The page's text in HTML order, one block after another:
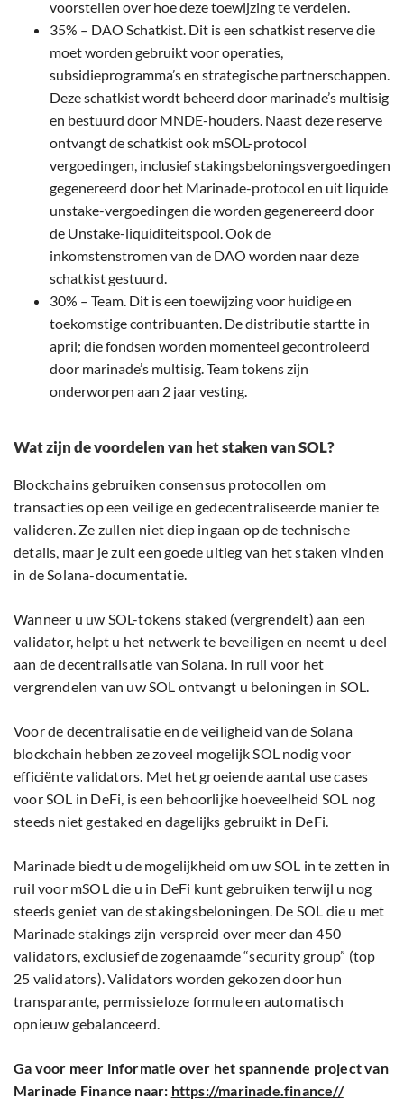
voorstellen over hoe deze toewijzing te verdelen.
35% – DAO Schatkist. Dit is een schatkist reserve die
moet worden gebruikt voor operaties,
subsidieprogramma’s en strategische partnerschappen.
Deze schatkist wordt beheerd door marinade’s multisig
en bestuurd door MNDE-houders. Naast deze reserve
ontvangt de schatkist ook mSOL-protocol
vergoedingen, inclusief stakingsbeloningsvergoedingen
gegenereerd door het Marinade-protocol en uit liquide
unstake-vergoedingen die worden gegenereerd door
de Unstake-liquiditeitspool. Ook de
inkomstenstromen van de DAO worden naar deze
schatkist gestuurd.
30% – Team. Dit is een toewijzing voor huidige en
toekomstige contribuanten. De distributie startte in
april; die fondsen worden momenteel gecontroleerd
door marinade’s multisig. Team tokens zijn
onderworpen aan 2 jaar vesting.
Wat zijn de voordelen van het staken van SOL?
Blockchains gebruiken consensus protocollen om
transacties op een veilige en gedecentraliseerde manier te
valideren. Ze zullen niet diep ingaan op de technische
details, maar je zult een goede uitleg van het staken vinden
in de Solana-documentatie.
Wanneer u uw SOL-tokens staked (vergrendelt) aan een
validator, helpt u het netwerk te beveiligen en neemt u deel
aan de decentralisatie van Solana. In ruil voor het
vergrendelen van uw SOL ontvangt u beloningen in SOL.
Voor de decentralisatie en de veiligheid van de Solana
blockchain hebben ze zoveel mogelijk SOL nodig voor
efficiënte validators. Met het groeiende aantal use cases
voor SOL in DeFi, is een behoorlijke hoeveelheid SOL nog
steeds niet gestaked en dagelijks gebruikt in DeFi.
Marinade biedt u de mogelijkheid om uw SOL in te zetten in
ruil voor mSOL die u in DeFi kunt gebruiken terwijl u nog
steeds geniet van de stakingsbeloningen. De SOL die u met
Marinade stakings zijn verspreid over meer dan 450
validators, exclusief de zogenaamde “security group” (top
25 validators). Validators worden gekozen door hun
transparante, permissieloze formule en automatisch
opnieuw gebalanceerd.
Ga voor meer informatie over het spannende project van
Marinade Finance naar: https://marinade.finance//